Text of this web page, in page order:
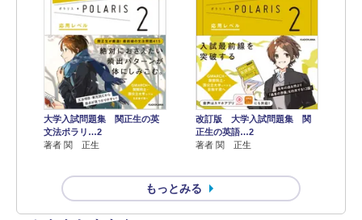
大学入試問題集 関正生の英
文法ポラリ…2
著者 関 正生
改訂版 大学入試問題集 関
正生の英語…2
著者 関 正生
もっとみる